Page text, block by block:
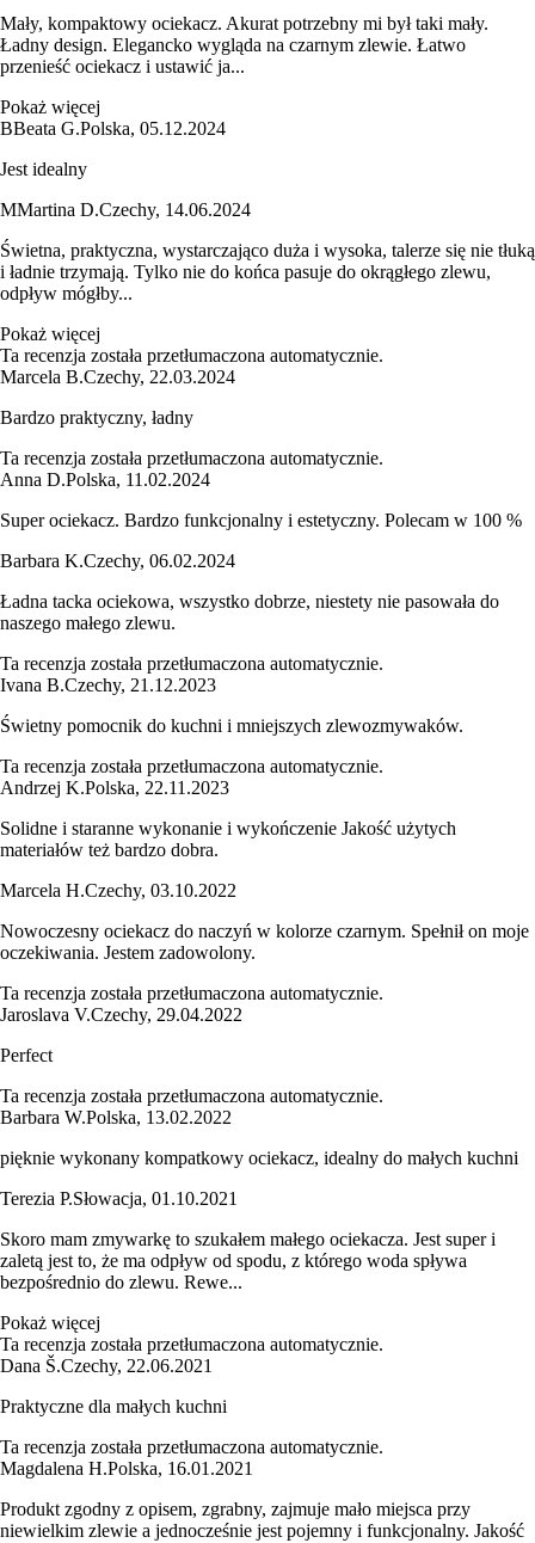
Mały, kompaktowy ociekacz. Akurat potrzebny mi był taki mały.
Ładny design. Elegancko wygląda na czarnym zlewie. Łatwo
przenieść ociekacz i ustawić ja...
Pokaż więcej
BBeata G.Polska, 05.12.2024
Jest idealny
MMartina D.Czechy, 14.06.2024
Świetna, praktyczna, wystarczająco duża i wysoka, talerze się nie tłuką
i ładnie trzymają. Tylko nie do końca pasuje do okrągłego zlewu,
odpływ mógłby...
Pokaż więcej
Ta recenzja została przetłumaczona automatycznie.
Marcela B.Czechy, 22.03.2024
Bardzo praktyczny, ładny
Ta recenzja została przetłumaczona automatycznie.
Anna D.Polska, 11.02.2024
Super ociekacz. Bardzo funkcjonalny i estetyczny. Polecam w 100 %
Barbara K.Czechy, 06.02.2024
Ładna tacka ociekowa, wszystko dobrze, niestety nie pasowała do
naszego małego zlewu.
Ta recenzja została przetłumaczona automatycznie.
Ivana B.Czechy, 21.12.2023
Świetny pomocnik do kuchni i mniejszych zlewozmywaków.
Ta recenzja została przetłumaczona automatycznie.
Andrzej K.Polska, 22.11.2023
Solidne i staranne wykonanie i wykończenie Jakość użytych
materiałów też bardzo dobra.
Marcela H.Czechy, 03.10.2022
Nowoczesny ociekacz do naczyń w kolorze czarnym. Spełnił on moje
oczekiwania. Jestem zadowolony.
Ta recenzja została przetłumaczona automatycznie.
Jaroslava V.Czechy, 29.04.2022
Perfect
Ta recenzja została przetłumaczona automatycznie.
Barbara W.Polska, 13.02.2022
pięknie wykonany kompatkowy ociekacz, idealny do małych kuchni
Terezia P.Słowacja, 01.10.2021
Skoro mam zmywarkę to szukałem małego ociekacza. Jest super i
zaletą jest to, że ma odpływ od spodu, z którego woda spływa
bezpośrednio do zlewu. Rewe...
Pokaż więcej
Ta recenzja została przetłumaczona automatycznie.
Dana Š.Czechy, 22.06.2021
Praktyczne dla małych kuchni
Ta recenzja została przetłumaczona automatycznie.
Magdalena H.Polska, 16.01.2021
Produkt zgodny z opisem, zgrabny, zajmuje mało miejsca przy
niewielkim zlewie a jednocześnie jest pojemny i funkcjonalny. Jakość